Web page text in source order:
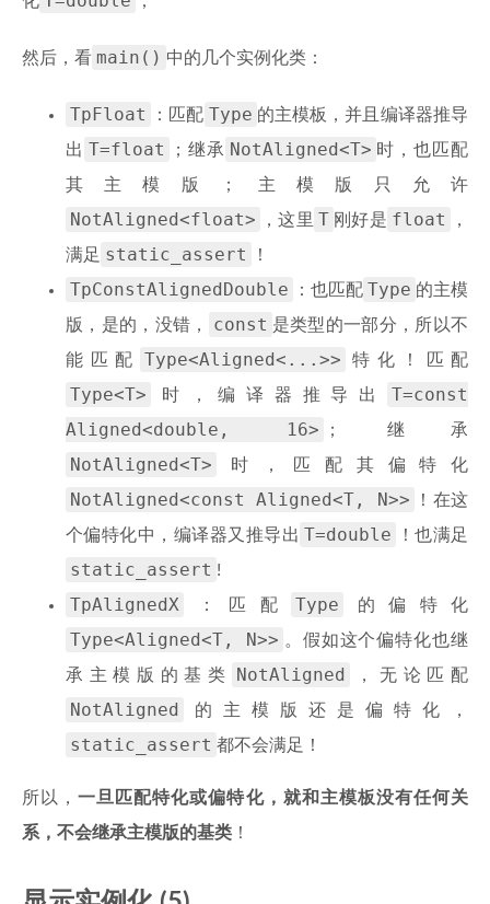
然后，看 main() 中的几个实例化类：
TpFloat ：匹配 Type 的主模板，并且编译器推导
出 T=float ；继承 NotAligned<T> 时，也匹配
其主模版；主模版只允许
NotAligned<float> ，这里 T 刚好是 float
，
满足 static_assert ！
TpConstAlignedDouble ：也匹配 Type 的主模
版，是的，没错，
const 是类型的一部分，所以不
能匹配
Type<Aligned<...>> 特化！匹配
Type<T> 时，编译器推导出
T=const
Aligned<double, 16>
；继承
NotAligned<T> 时，匹配其偏特化
NotAligned<const Aligned<T, N>>
！在这
个偏特化中，编译器又推导出 T=double ！也满足
static_assert !
TpAlignedX ：匹配 Type 的偏特化
Type<Aligned<T, N>> 。假如这个偏特化也继
承主模版的基类
NotAligned ，无论匹配
NotAligned 的主模版还是偏特化，
static_assert 都不会满足！
所以，一旦匹配特化或偏特化，就和主模板没有任何关
系，不会继承主模版的基类 ！